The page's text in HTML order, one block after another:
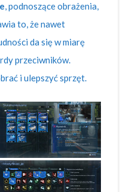
, podnoszące obrażenia,
to, że nawet
da się w miarę
przeciwników.
i ulepszyć sprzęt.